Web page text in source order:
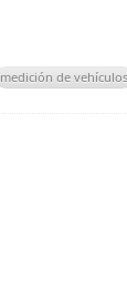
medición de vehículos